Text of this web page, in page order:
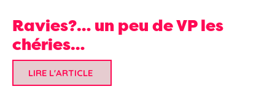
Ravies?… un peu de VP les
chéries…
LIRE L'ARTICLE